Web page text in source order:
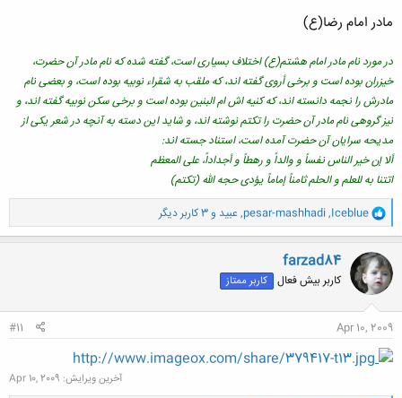
مادر امام رضا(ع)
در مورد نام مادر امام هشتم(ع) اختلاف بسیاری است، گفته شده که نام مادر آن حضرت،
خیزران بوده است و برخی أروی گفته اند، که ملقب به شقراء نوبیه بوده است، و بعضی نام
مادرش را نجمه دانسته اند، که کنیه اش ام البنین بوده است و برخی سکن نوبیه گفته اند، و
نیز گروهی نام مادر آن حضرت را تکتم نوشته اند، و شاید این دسته به آنچه در شعر یکی از
مدیحه سرایان آن حضرت آمده است، استناد جسته اند:
ألا إن خیر الناس نفساً و والداً و رهطاً و أجداداً، علی المعظم
اتتنا به للعلم و الحلم ثامناً إماماً یؤدی حجه الله (تکتم)
و
ا
ک
ن
ش
ه
ا
Iceblue
,
pesar-mashhadi
,عبید و 3 کاربر دیگر
farzad84
کاربر بیش فعال کاربر ممتاز
Apr 10, 2009
#11
http://www.imageox.com/share/379417-t13.jpg
آخرین ویرایش: Apr 10, 2009